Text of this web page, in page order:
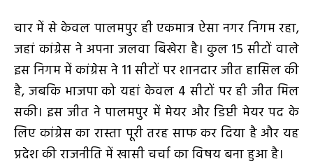
चार में से केवल पालमपुर ही एकमात्र ऐसा नगर निगम रहा,
जहां कांग्रेस ने अपना जलवा बिखेरा है। कुल 15 सीटों वाले
इस निगम में कांग्रेस ने 11 सीटों पर शानदार जीत हासिल की
है, जबकि भाजपा को यहां केवल 4 सीटों पर ही जीत मिल
सकी। इस जीत ने पालमपुर में मेयर और डिप्टी मेयर पद के
लिए कांग्रेस का रास्ता पूरी तरह साफ कर दिया है और यह
प्रदेश की राजनीति में खासी चर्चा का विषय बना हुआ है।